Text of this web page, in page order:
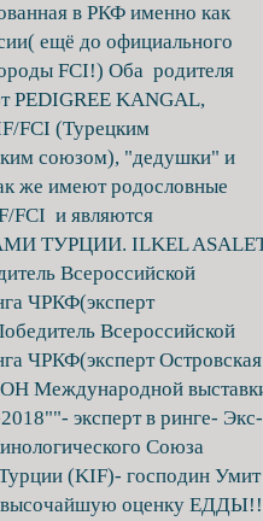
в РКФ именно как
ещё до официального
FCI!) Оба родителя
KANGAL,
FCI (Турецким
союзом), "дедушки" и
же имеют родословные
FCI и являются
ТУРЦИИ. ILKEL ASALET
Всероссийской
ЧРКФ(эксперт
Всероссийской
ЧРКФ(эксперт Островская
Международной выставки
эксперт в ринге- Экс-
Союза
(KIF)- господин Умит
высочайшую оценку ЕДДЫ!!!